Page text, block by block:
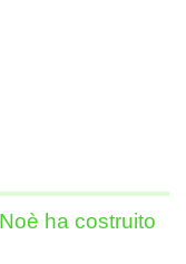
ha costruito